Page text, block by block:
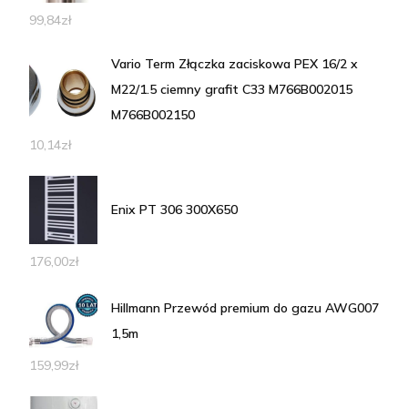
99,84zł
Vario Term Złączka zaciskowa PEX 16/2 x
M22/1.5 ciemny grafit C33 M766B002015
M766B002150
10,14zł
Enix PT 306 300X650
176,00zł
Hillmann Przewód premium do gazu AWG007
1,5m
159,99zł